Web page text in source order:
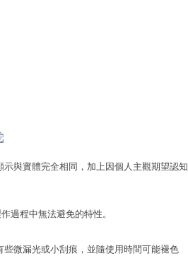
與實體完全相同，加上因個人主觀期望認知
過程中無法避免的特性。
微漏光或小刮痕，並隨使用時間可能褪色